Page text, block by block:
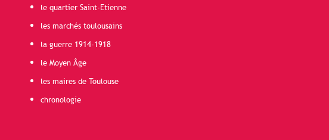
le quartier Saint-Etienne
les marchés toulousains
la guerre 1914-1918
le Moyen Âge
les maires de Toulouse
chronologie